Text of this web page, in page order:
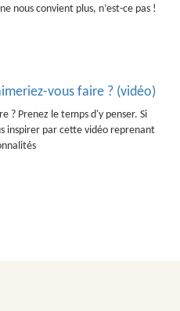
nous convient plus, n’est-ce pas !
vous faire ? (vidéo)
? Prenez le temps d'y penser. Si
inspirer par cette vidéo reprenant